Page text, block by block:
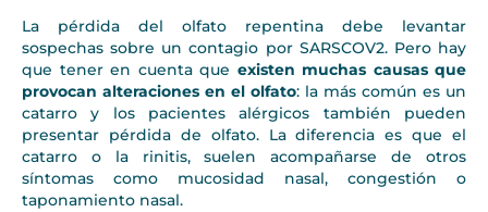
La pérdida del olfato repentina debe levantar
sospechas sobre un contagio por SARSCOV2. Pero hay
que tener en cuenta que existen muchas causas que
provocan alteraciones en el olfato: la más común es un
catarro y los pacientes alérgicos también pueden
presentar pérdida de olfato. La diferencia es que el
catarro o la rinitis, suelen acompañarse de otros
síntomas como mucosidad nasal, congestión o
taponamiento nasal.